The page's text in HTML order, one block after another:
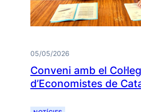
05/05/2026
Conveni amb el
d’Economistes de